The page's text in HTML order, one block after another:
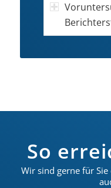
So
Wir sind gerne für